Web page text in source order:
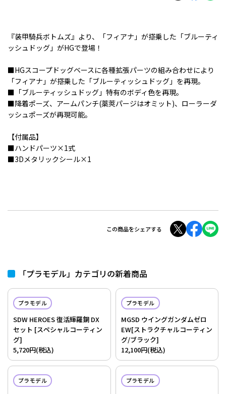
『装甲騎兵ボトムズ』より、「フィアナ」が搭乗した「ブルーティ
ッシュドッグ」がHGで登場！
■HGスコープドッグベースに各種拡張パーツの組み合わせにより
「フィアナ」が搭乗した「ブルーティッシュドッグ」を再現。
■「ブルーティッシュドッグ」特有のボディ色を再現。
■降着ポーズ、アームパンチ(薬莢パージはオミット)、ローラーダ
ッシュポーズが再現可能。
【付属品】
■ハンドパーツ×1式
■3Dメタリックシール×1
この商品をシェアする
「プラモデル」カテゴリの新着商品
プラモデル
SDW HEROES 復活輝羅鋼 DX
セット [スペシャルコーティン
グ]
5,720円(税込)
プラモデル
MGSD ウイングガンダムゼロ
EW[ストラクチャルコーティン
グ/ブラック]
12,100円(税込)
プラモデル プラモデル